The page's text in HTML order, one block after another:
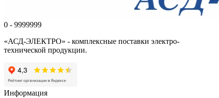
0 - 9999999
«АСД-ЭЛЕКТРО» - комплексные поставки электро-
технической продукции.
Информация